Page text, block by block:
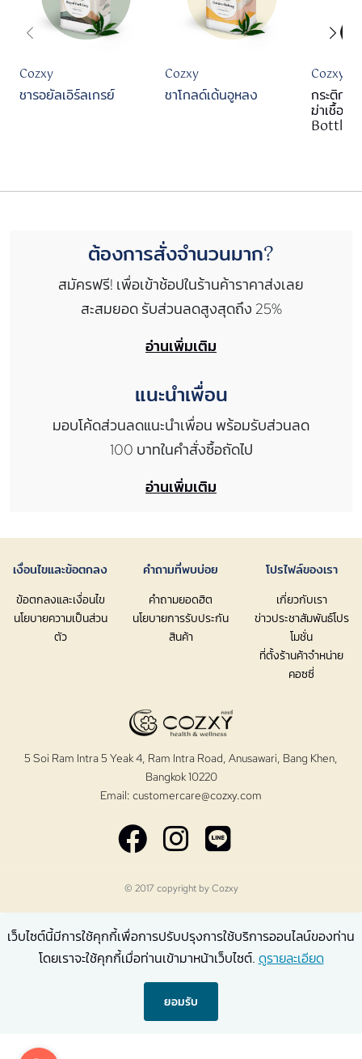
Cozxy
ชารอยัลเอิร์ลเกรย์
Cozxy
ชาโกลด์เด้นอูหลง
Cozxy
กระติกน้
ฆ่าเชื้อโ
Bottle
ต้องการสั่งจำนวนมาก?
สมัครฟรี! เพื่อเข้าช้อปในร้านค้าราคาส่งเลย
สะสมยอด รับส่วนลดสูงสุดถึง 25%
อ่านเพิ่มเติม
แนะนำเพื่อน
มอบโค้ดส่วนลดแนะนำเพื่อน พร้อมรับส่วนลด
100 บาทในคำสั่งซื้อถัดไป
อ่านเพิ่มเติม
เงื่อนไขและข้อตกลง
ข้อตกลงและเงื่อนไข
นโยบายความเป็นส่วน
ตัว
คำถามที่พบบ่อย
คำถามยอดฮิต
นโยบายการรับประกัน
สินค้า
โปรไฟล์ของเรา
เกี่ยวกับเรา
ข่าวประชาสัมพันธ์โปร
โมชั่น
ที่ตั้งร้านค้าจำหน่าย
คอซซี่
5 Soi Ram Intra 5 Yeak 4, Ram Intra Road, Anusawari, Bang Khen,
Bangkok 10220
Email: customercare@cozxy.com
© 2017 copyright byCozxy
เว็บไซต์นี้มีการใช้คุกกี้เพื่อการปรับปรุงการใช้บริการออนไลน์ของท่าน
โดยเราจะใช้คุกกี้เมื่อท่านเข้ามาหน้าเว็บไซต์. ดูรายละเอียด
ยอมรับ